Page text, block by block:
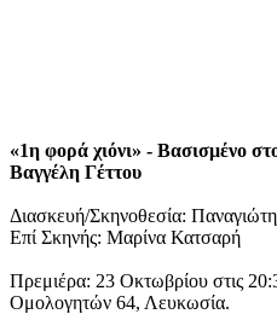
«1η φορά χιόνι» - Βασισμένο
Βαγγέλη Γέττου
Διασκευή/Σκηνοθεσία:
Eπί Σκηνής: Μαρίνα Κατσαρή
Πρεμιέρα: 23 Οκτωβρίου στις
Ομολογητών 64, Λευκωσία.